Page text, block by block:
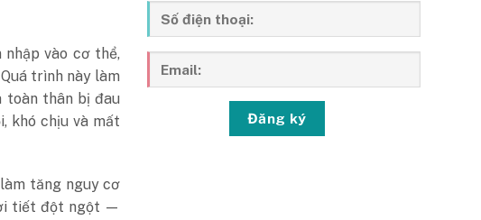
vào cơ thể,
trình này làm
toàn thân bị đau
khó chịu và mất
tăng nguy cơ
tiết đột ngột —
Đăng ký